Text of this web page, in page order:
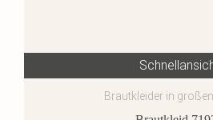
Brautkleider in